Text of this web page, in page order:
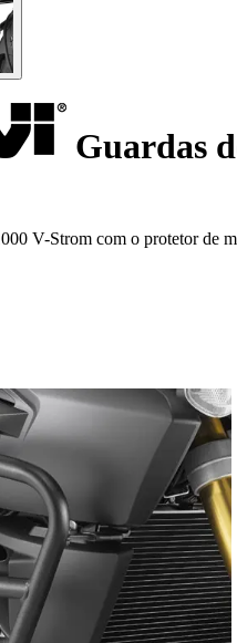
Guardas
V-Strom com o protetor de